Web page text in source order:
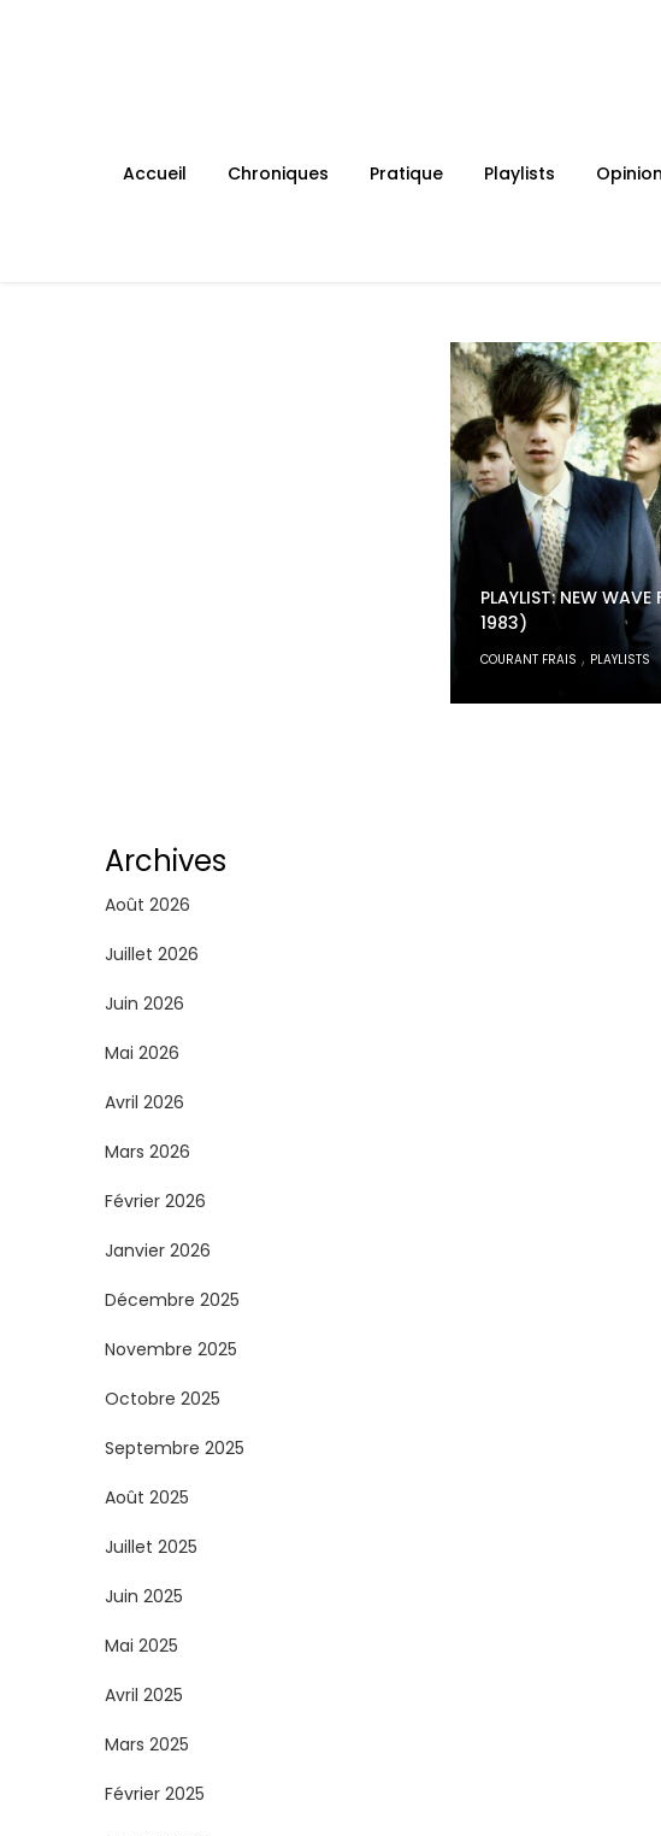
Accueil Chroniques Pratique Playlists Opinion
PLAYLIST: NEW
1983)
COURANT FRAIS , PLAYLISTS
Archives
Août 2026
Juillet 2026
Juin 2026
Mai 2026
Avril 2026
Mars 2026
Février 2026
Janvier 2026
Décembre 2025
Novembre 2025
Octobre 2025
Septembre 2025
Août 2025
Juillet 2025
Juin 2025
Mai 2025
Avril 2025
Mars 2025
Février 2025